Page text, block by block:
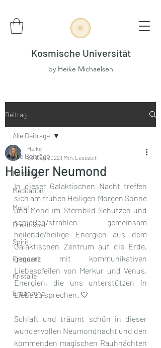
Kosmische Universität
by Heike Michaelsen
Beitrag
Alle Beiträge
Portaltag
Meditation
Mond
Dreamspell
Spirit
Frequenz
Kristalle
Ernährung
Alle Beiträge
Heiliger Neumond
Heike
23. Dez. 20221 Min. Lesezeit
In dieser Galaktischen Nacht treffen
sich am frühen Heiligen Morgen Sonne
und Mond im Sternbild Schützen und
schießen/strahlen gemeinsam
heilende/heilige Energien aus dem
Galaktischen Zentrum auf die Erde,
gepaart mit kommunikativen
Liebespfeilen von Merkur und Venus,
Energien, die uns unterstützen in
Liebe zu sprechen. 💛
Schlaft und träumt schön in dieser
wundervollen Neumondnacht und den
kommenden magischen Rauhnächten